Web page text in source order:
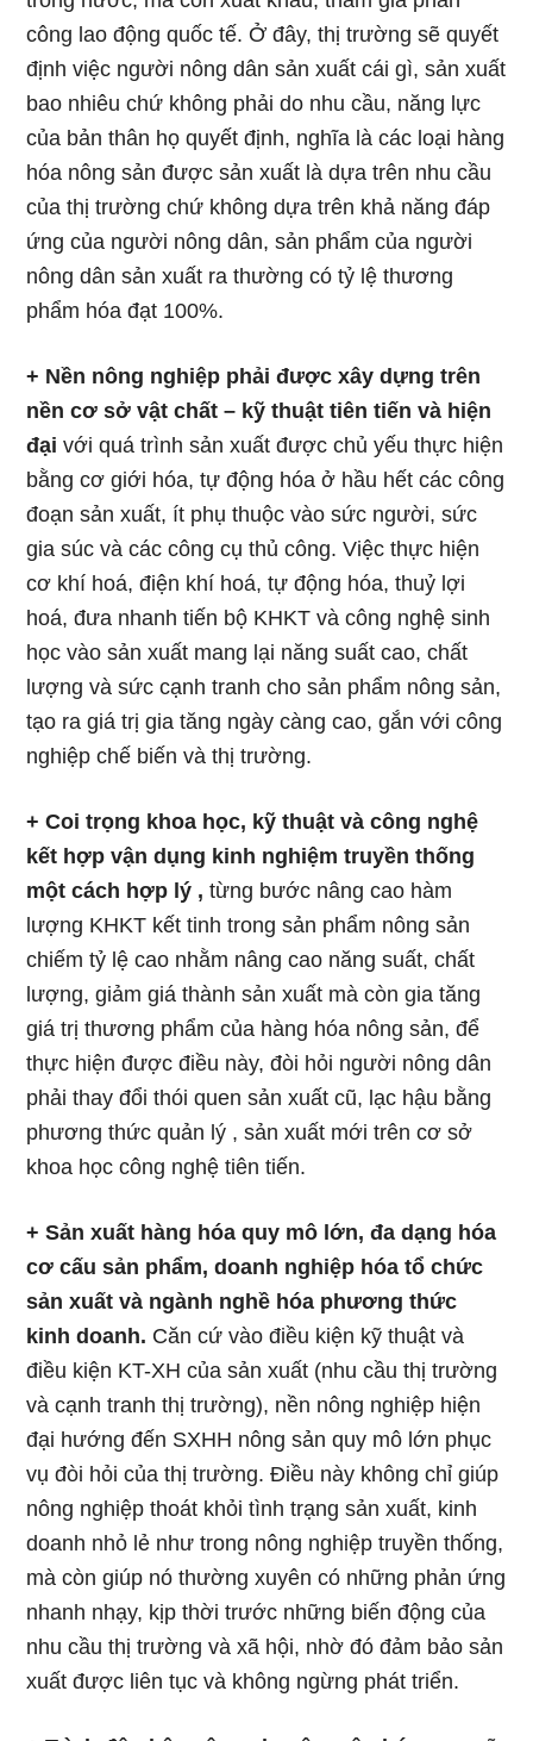
công lao động quốc tế. Ở đây, thị trường sẽ quyết
định việc người nông dân sản xuất cái gì, sản xuất
bao nhiêu chứ không phải do nhu cầu, năng lực
của bản thân họ quyết định, nghĩa là các loại hàng
hóa nông sản được sản xuất là dựa trên nhu cầu
của thị trường chứ không dựa trên khả năng đáp
ứng của người nông dân, sản phẩm của người
nông dân sản xuất ra thường có tỷ lệ thương
phẩm hóa đạt 100%.
+ Nền nông nghiệp phải được xây dựng trên
nền cơ sở vật chất – kỹ thuật tiên tiến và hiện
đại với quá trình sản xuất được chủ yếu thực hiện
bằng cơ giới hóa, tự động hóa ở hầu hết các công
đoạn sản xuất, ít phụ thuộc vào sức người, sức
gia súc và các công cụ thủ công. Việc thực hiện
cơ khí hoá, điện khí hoá, tự động hóa, thuỷ lợi
hoá, đưa nhanh tiến bộ KHKT và công nghệ sinh
học vào sản xuất mang lại năng suất cao, chất
lượng và sức cạnh tranh cho sản phẩm nông sản,
tạo ra giá trị gia tăng ngày càng cao, gắn với công
nghiệp chế biến và thị trường.
+ Coi trọng khoa học, kỹ thuật và công nghệ
kết hợp vận dụng kinh nghiệm truyền thống
một cách hợp lý , từng bước nâng cao hàm
lượng KHKT kết tinh trong sản phẩm nông sản
chiếm tỷ lệ cao nhằm nâng cao năng suất, chất
lượng, giảm giá thành sản xuất mà còn gia tăng
giá trị thương phẩm của hàng hóa nông sản, để
thực hiện được điều này, đòi hỏi người nông dân
phải thay đổi thói quen sản xuất cũ, lạc hậu bằng
phương thức quản lý , sản xuất mới trên cơ sở
khoa học công nghệ tiên tiến.
+ Sản xuất hàng hóa quy mô lớn, đa dạng hóa
cơ cấu sản phẩm, doanh nghiệp hóa tổ chức
sản xuất và ngành nghề hóa phương thức
kinh doanh. Căn cứ vào điều kiện kỹ thuật và
điều kiện KT-XH của sản xuất (nhu cầu thị trường
và cạnh tranh thị trường), nền nông nghiệp hiện
đại hướng đến SXHH nông sản quy mô lớn phục
vụ đòi hỏi của thị trường. Điều này không chỉ giúp
nông nghiệp thoát khỏi tình trạng sản xuất, kinh
doanh nhỏ lẻ như trong nông nghiệp truyền thống,
mà còn giúp nó thường xuyên có những phản ứng
nhanh nhạy, kịp thời trước những biến động của
nhu cầu thị trường và xã hội, nhờ đó đảm bảo sản
xuất được liên tục và không ngừng phát triển.